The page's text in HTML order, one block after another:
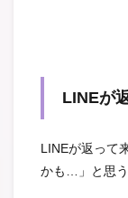
LINEが
LINEが返って
かも…」と思う